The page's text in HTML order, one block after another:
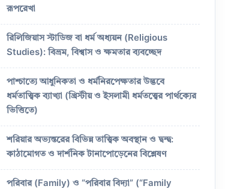
রূপরেখা
রিলিজিয়াস স্টাডিজ বা ধর্ম অধ্যয়ন (Religious
Studies): বিভ্রম, বিশ্বাস ও ক্ষমতার ব্যবচ্ছেদ
পাশ্চাত্যে আধুনিকতা ও ধর্মনিরপেক্ষতার উদ্ভবে
ধর্মতাত্ত্বিক ব্যাখ্যা (খ্রিস্টীয় ও ইসলামী ধর্মতত্ত্বের পার্থক্যের
ভিত্তিতে)
শরিয়ার অভ্যন্তরের বিভিন্ন তাত্ত্বিক অবস্থান ও দ্বন্দ্ব:
কাঠামোগত ও দার্শনিক টানাপোড়েনের বিশ্লেষণ
পরিবার (Family) ও “পরিবার বিদ্যা” (“Family